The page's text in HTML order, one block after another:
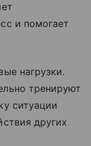
и помогает
нагрузки.
тренируют
ситуации
других